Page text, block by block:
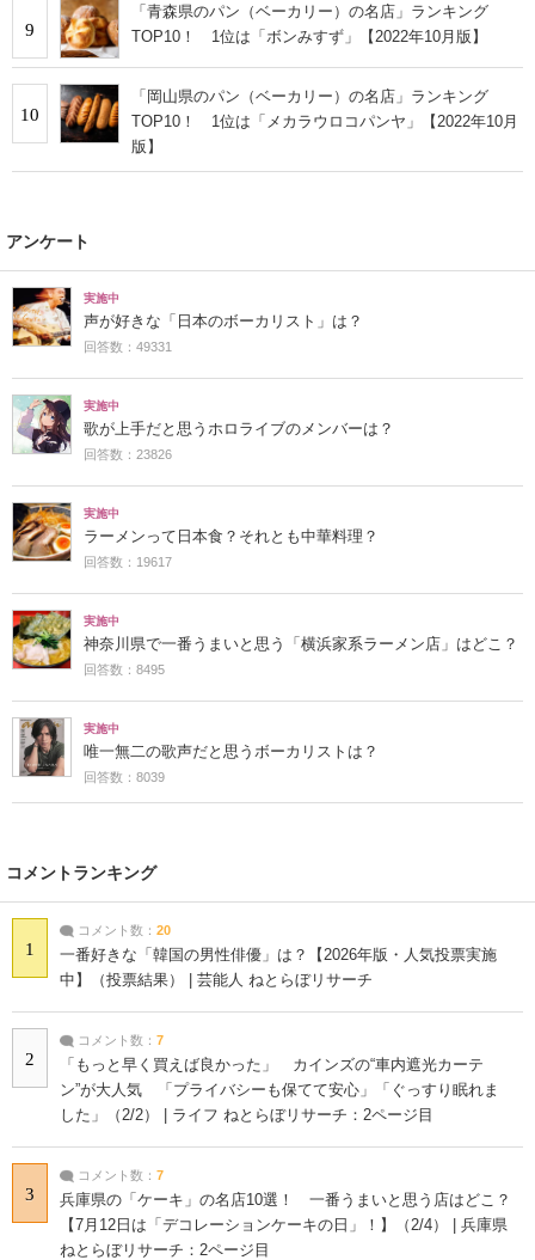
9
「青森県のパン（ベーカリー）の名店」ランキング
TOP10！ 1位は「ボンみすず」【2022年10月版】
10
「岡山県のパン（ベーカリー）の名店」ランキング
TOP10！ 1位は「メカラウロコパンヤ」【2022年10月
版】
アンケート
実施中
声が好きな「日本のボーカリスト」は？
回答数：49331
実施中
歌が上手だと思うホロライブのメンバーは？
回答数：23826
実施中
ラーメンって日本食？それとも中華料理？
回答数：19617
実施中
神奈川県で一番うまいと思う「横浜家系ラーメン店」はどこ？
回答数：8495
実施中
唯一無二の歌声だと思うボーカリストは？
回答数：8039
コメントランキング
1
コメント数： 20
一番好きな「韓国の男性俳優」は？【2026年版・人気投票実施
中】（投票結果） | 芸能人 ねとらぼリサーチ
2
コメント数： 7
「もっと早く買えば良かった」 カインズの“車内遮光カーテ
ン”が大人気 「プライバシーも保てて安心」「ぐっすり眠れま
した」（2/2） | ライフ ねとらぼリサーチ：2ページ目
3
コメント数： 7
兵庫県の「ケーキ」の名店10選！ 一番うまいと思う店はどこ？
【7月12日は「デコレーションケーキの日」！】（2/4） | 兵庫県
ねとらぼリサーチ：2ページ目